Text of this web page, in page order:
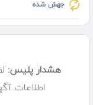
جهش شده
هشدار پلیس:
اطلاعات